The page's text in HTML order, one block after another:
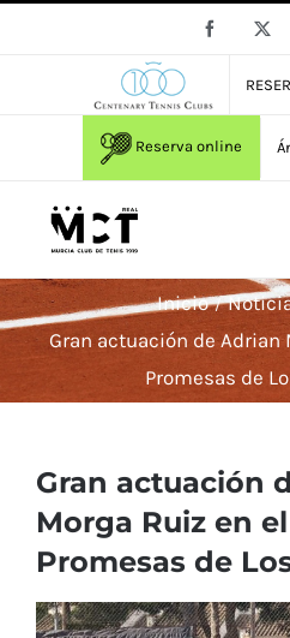
Facebook
Reserva online
Inicio
Gran actuación de Adrian
Promesas de
Gran actuación
Morga Ruiz en
Promesas de
Ver